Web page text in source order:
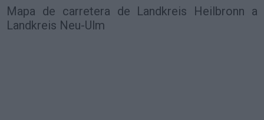
Mapa de carretera de Landkreis Heilbronn a
Landkreis Neu-Ulm